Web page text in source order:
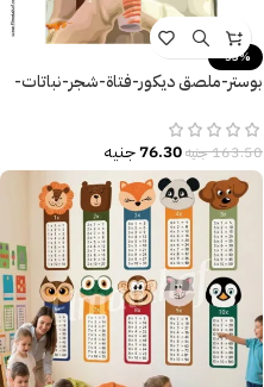
-53%
بوستر-ملصق ديكور-فتاة-شجر-نباتات-
163.50جنيه76.30جنيه